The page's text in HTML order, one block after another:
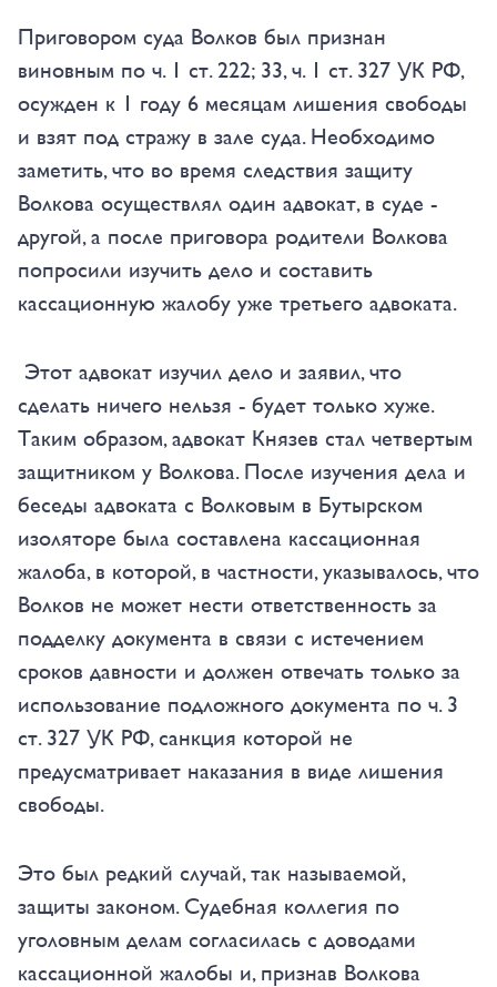
Приговором суда Волков был признан
виновным по ч. 1 ст. 222; 33, ч. 1 ст. 327 УК РФ,
осужден к 1 году 6 месяцам лишения свободы
и взят под стражу в зале суда. Необходимо
заметить, что во время следствия защиту
Волкова осуществлял один адвокат, в суде -
другой, а после приговора родители Волкова
попросили изучить дело и составить
кассационную жалобу уже третьего адвоката.
Этот адвокат изучил дело и заявил, что
сделать ничего нельзя - будет только хуже.
Таким образом, адвокат Князев стал четвертым
защитником у Волкова. После изучения дела и
беседы адвоката с Волковым в Бутырском
изоляторе была составлена кассационная
жалоба, в которой, в частности, указывалось, что
Волков не может нести ответственность за
подделку документа в связи с истечением
сроков давности и должен отвечать только за
использование подложного документа по ч. 3
ст. 327 УК РФ, санкция которой не
предусматривает наказания в виде лишения
свободы.
Это был редкий случай, так называемой,
защиты законом. Судебная коллегия по
уголовным делам согласилась с доводами
кассационной жалобы и, признав Волкова